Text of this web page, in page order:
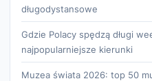
długodystansowe
Gdzie Polacy spędzą długi
najpopularniejsze kierunki
Muzea świata 2026: top 50